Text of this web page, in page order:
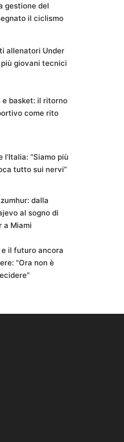
gestione del
il ciclismo
allenatori Under
giovani tecnici
e basket: il ritorno
come rito
“Siamo più
tutto sui nervi”
dalla
al sogno di
a Miami
e il futuro ancora
“Ora non è